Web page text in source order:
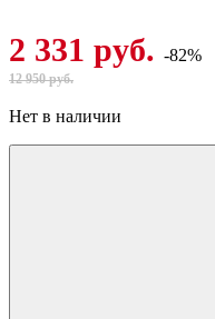
2 331 руб. -82%
12 950 руб.
Нет в наличии